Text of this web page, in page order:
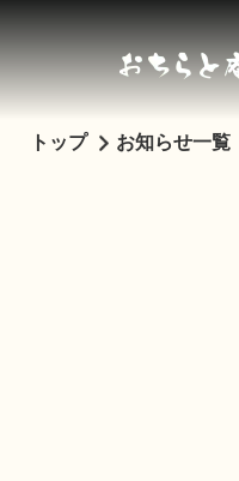
トップ お知らせ一覧